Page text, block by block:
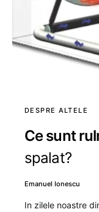
DESPRE ALTELE
Ce sunt
spalat?
Emanuel Ionescu
In zilele noastre